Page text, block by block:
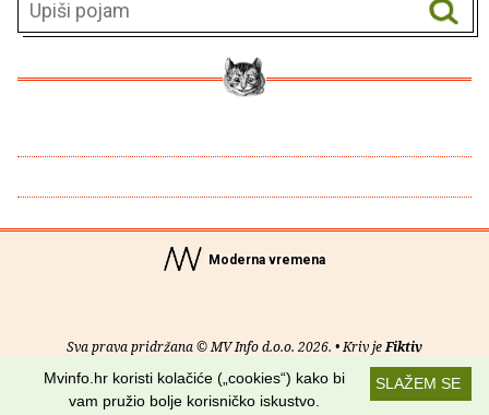
Moderna vremena
Sva prava pridržana © MV Info d.o.o. 2026. • Kriv jeFiktiv
O nama• Pomoć• Uvjeti korištenja•RSS kanaliSLAŽEM SE
Mvinfo.hr koristi kolačiće („cookies“) kako bi
vam pružio bolje korisničko iskustvo.